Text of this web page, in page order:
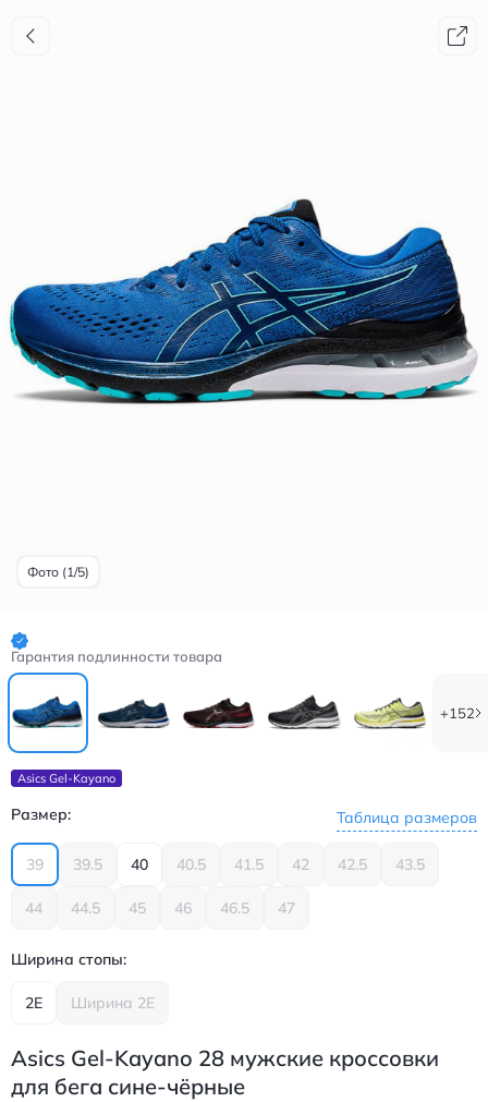
Фото (1/5)
Гарантия подлинности товара
+152
Asics Gel-Kayano
Размер: Таблица размеров
39 39.5 40 40.5 41.5 42 42.5 43.5
44 44.5 45 46 46.5 47
Ширина стопы:
2E Ширина 2E
Asics Gel-Kayano 28 мужские кроссовки
для бега сине-чёрные